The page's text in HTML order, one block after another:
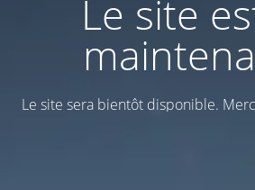
Le site
Le site sera bientôt disponible.